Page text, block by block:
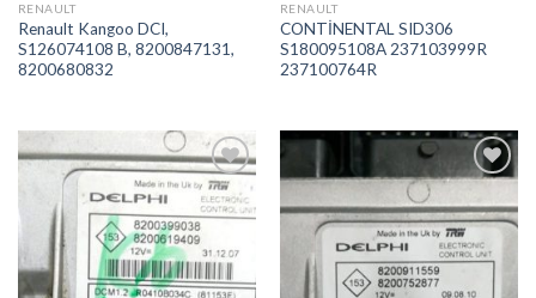
RENAULT
Renault Kangoo DCI,
S126074108 B, 8200847131,
8200680832
RENAULT
CONTİNENTAL SID306
S180095108A 237103999R
237100764R
Listeme
Ekle
İstek
Listeme
Ekle